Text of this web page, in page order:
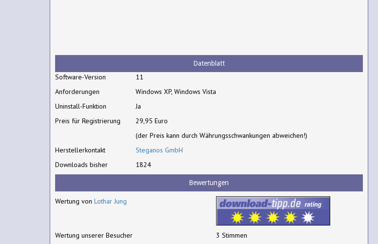
Datenblatt
Software-Version
11
Anforderungen
Windows XP, Windows Vista
Uninstall-Funktion
Ja
Preis für Registrierung
29,95 Euro
(der Preis kann durch Währungsschwankungen abweichen!)
Herstellerkontakt
Steganos GmbH
Downloads bisher
1824
Bewertungen
Wertung von Lothar Jung
Wertung unserer Besucher 3 Stimmen